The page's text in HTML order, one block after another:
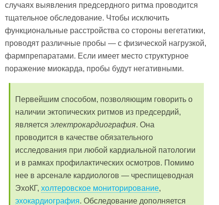
случаях выявления предсердного ритма проводится
тщательное обследование. Чтобы исключить
функциональные расстройства со стороны вегетатики,
проводят различные пробы — с физической нагрузкой,
фармпрепаратами. Если имеет место структурное
поражение миокарда, пробы будут негативными.
Первейшим способом, позволяющим говорить о
наличии эктопических ритмов из предсердий,
является электрокардиография. Она
проводится в качестве обязательного
исследования при любой кардиальной патологии
и в рамках профилактических осмотров. Помимо
нее в арсенале кардиологов — чреспищеводная
ЭхоКГ, холтеровское мониторирование,
эхокардиография. Обследование дополняется